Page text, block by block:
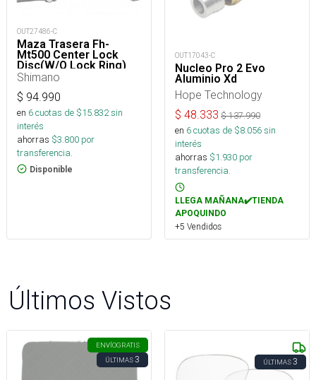
OUT27486-C
Maza Trasera Fh-
Mt500 Center Lock
Disc(W/O Lock Ring)
12-Speed 32h
Shimano
$ 94.990
en 6cuotas de $15.832sin
interés
ahorras $3.800 por
transferencia.
Disponible
OUT17043-C
Nucleo Pro 2 Evo
Aluminio Xd
Hope Technology
$ 48.333 $137.990
en 6cuotas de $8.056sin
interés
ahorras $1.930 por
transferencia.
LLEGA MAÑANA✔️TIENDA
APOQUINDO
+5 Vendidos
Últimos Vistos
ENVÍOGRATIS
ÚLTIMAS3 ÚLTIMAS3